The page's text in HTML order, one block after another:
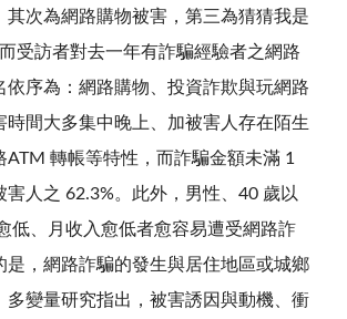
其次為網路購物被害，第三為猜猜我是
受訪者對去一年有詐騙經驗者之網路
依序為：網路購物、投資詐欺與玩網路
時間大多集中晚上、加被害人存在陌生
ATM 轉帳等特性，而詐騙金額未滿 1
害人之 62.3%。此外，男性、40 歲以
低、月收入愈低者愈容易遭受網路詐
是，網路詐騙的發生與居住地區或城鄉
多變量研究指出，被害誘因與動機、衝